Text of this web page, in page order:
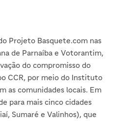
Projeto Basquete.com nas
de Parnaíba e Votorantim,
do compromisso do
CCR, por meio do Instituto
as comunidades locais. Em
para mais cinco cidades
Sumaré e Valinhos), que